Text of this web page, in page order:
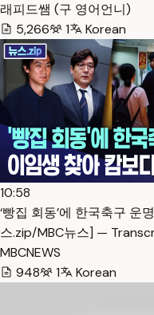
래피드쌤 (구 영어언니)
5,266
1 Korean
10:58
‘빵집 회동’에 한국축구 운
스.zip/MBC뉴스] —
MBCNEWS
948
1 Korean